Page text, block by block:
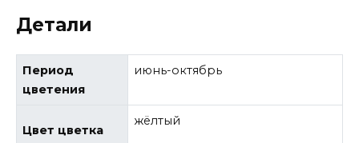
Детали
Период
цветения
июнь-октябрь
Цвет цветка
жёлтый